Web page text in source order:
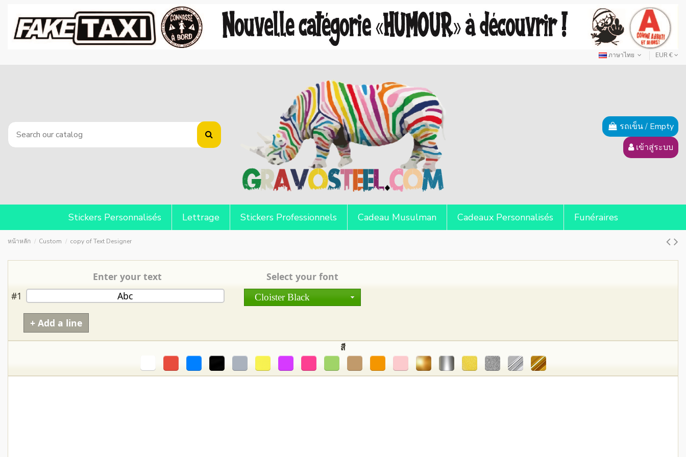
ภาษาไทย EUR €
รถเข็น/ Empty
เข้าสู่ระบบ
Stickers Personnalisés Lettrage Stickers Professionnels Cadeau Musulman Cadeaux Personnalisés Funéraires
หน้าหลัก Custom copy of Text Designer
Enter your text
#1
Select your font
Cloister Black
+ Add a line
สี